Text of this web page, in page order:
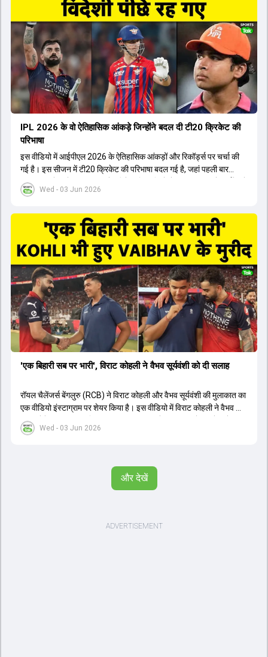
किया। इसके अलावा, Virat Kohli की भूमिका में भी बदलाव देखा गया, जहां वह
अब टीम के युवा खिलाड़ियों के साथ ज्यादा जुड़े हुए नजर आते हैं। कप्तान Rajat
Patidar के नेतृत्व में टीम का कम्युनिकेशन बहुत स्पष्ट रहा है। एनालिस्ट से लेकर
मैनेजमेंट तक, सभी एक ही पेज पर रहते हैं, जिससे मैदान पर कोई कंफ्यूजन नहीं
होता। यही कारण है कि RCB ने लगातार सफलता हासिल की है।
Wed - 03 Jun 2026
IPL 2026 के वो ऐतिहासिक आंकड़े जिन्होंने बदल दी टी20 क्रिकेट की
परिभाषा
इस वीडियो में आईपीएल 2026 के ऐतिहासिक आंकड़ों और रिकॉर्ड्स पर चर्चा की
गई है। इस सीजन में टी20 क्रिकेट की परिभाषा बदल गई है, जहां पहली बार
भारतीय बल्लेबाजों का स्ट्राइक रेट विदेशी खिलाड़ियों से ज्यादा रहा। पूरे टूर्नामेंट में
1426 छक्के लगे और 65 बार टीमों ने 200 से ज्यादा का स्कोर बनाया, जो एक
स्ट्राइक रेट के साथ मोस्ट वैल्युएबल प्लेयर का खिताब जीता। इसके अलावा पंजाब
और बेंगलुरु के प्रदर्शन के साथ-साथ लक्ष्य का पीछा करने वाली टीमों की सफलता
के आंकड़ों का भी विश्लेषण किया गया है।
Wed - 03 Jun 2026
'एक बिहारी सब पर भारी', विराट कोहली ने वैभव सूर्यवंशी को दी सलाह
रॉयल चैलेंजर्स बेंगलुरु (RCB) ने विराट कोहली और वैभव सूर्यवंशी की मुलाकात का
एक वीडियो इंस्टाग्राम पर शेयर किया है। इस वीडियो में विराट कोहली ने वैभव को
सलाह देते हुए कहा, 'एक बिहारी सब पर भारी। बस गेम खत्म।' कोहली ने उन्हें खुद
पर विश्वास रखने और नकारात्मक बातों पर ध्यान न देने की सलाह दी। आईपीएल
सीरीज खेलेंगे। वहीं, विराट कोहली लंदन रवाना हो गए हैं और अगली वनडे सीरीज में
और देखें